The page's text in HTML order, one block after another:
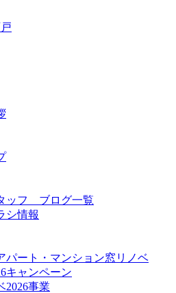
ッフ ブログ一覧
シ情報
パート・マンション窓リノベ
キャンペーン
2026事業